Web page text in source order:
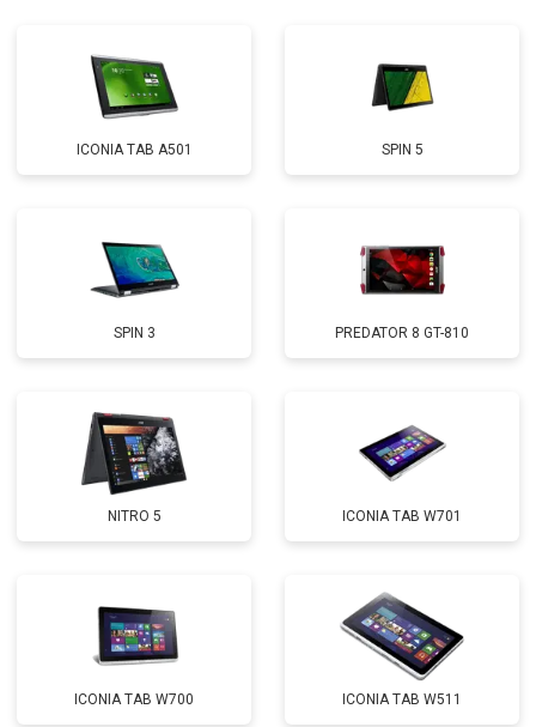
ICONIA TAB A501 SPIN 5
SPIN 3 PREDATOR 8 GT-810
NITRO 5 ICONIA TAB W701
ICONIA TAB W700 ICONIA TAB W511